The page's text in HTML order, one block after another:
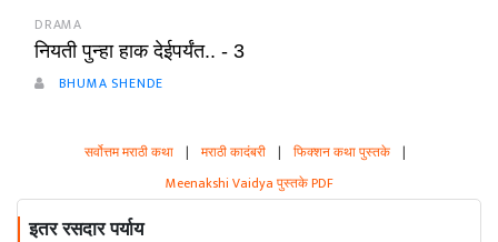
DRAMA
नियती पुन्हा हाक देईपर्यंत.. - 3
BHUMA SHENDE
सर्वोत्तम मराठी कथा | मराठी कादंबरी | फिक्शन कथा पुस्तके |
Meenakshi Vaidya पुस्तके PDF
इतर रसदार पर्याय